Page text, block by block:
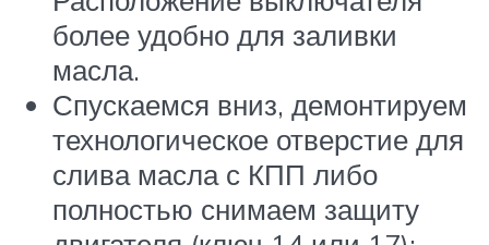
более удобно для заливки
масла.
Спускаемся вниз, демонтируем
технологическое отверстие для
слива масла с КПП либо
полностью снимаем защиту